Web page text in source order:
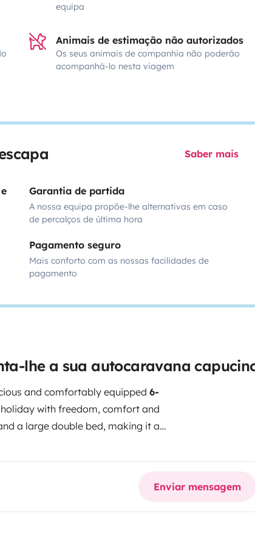
equipa
Animais de estimação não autorizados
Os seus animais de companhia não poderão
acompanhá-lo nesta viagem
Saber mais
Garantia de partida
A nossa equipa propõe-lhe alternativas em caso
de percalços de última hora
Pagamento seguro
Mais conforto com as nossas facilidades de
pagamento
lhe a sua autocaravana
and comfortably equipped 6-
with freedom, comfort and
a large double bed, making it a
trips.
be used both while driving and
eat, play games or enjoy the view
press coffee maker and small
Enviar mensagem